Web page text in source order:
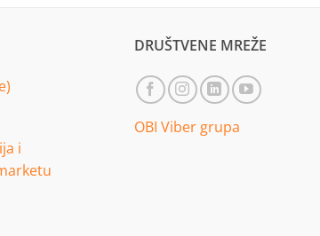
i
DRUŠTVENE MREŽE
OBI Viber grupa